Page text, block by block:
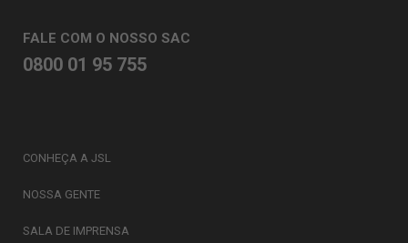
FALE COM O NOSSO SAC
0800 01 95 755
CONHEÇA A JSL
NOSSA GENTE
SALA DE IMPRENSA